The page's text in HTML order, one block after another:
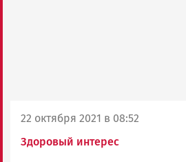
22 октября 2021 в 08:52
Здоровый интерес